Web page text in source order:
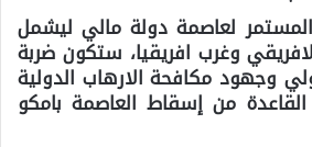
لعاصمة دولة مالي ليشمل
وغرب افريقيا، ستكون ضربة
وجهود مكافحة الارهاب الدولية
من إسقاط العاصمة بامكو